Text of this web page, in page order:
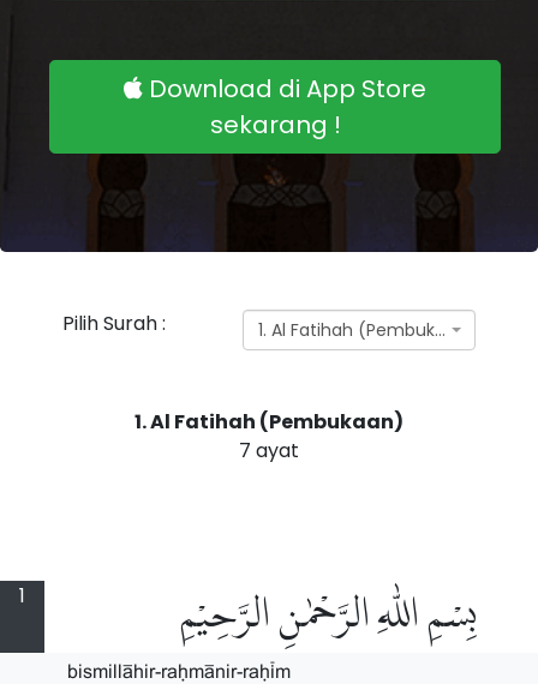
Download di App Store
sekarang !
Pilih Surah : 1. Al Fatihah (Pembukaan)
1. Al Fatihah (Pembukaan)
7 ayat
1 بِسْمِ اللّٰهِ الرَّحْمٰنِ الرَّحِيْمِ
bismill$hir-raHm$nir-raH%m